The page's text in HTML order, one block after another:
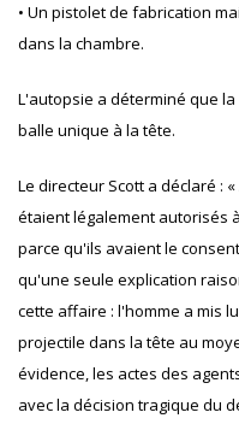
• Un pistolet de fabrication
dans la chambre.
L'autopsie a déterminé que
balle unique à la tête.
Le directeur Scott a déclaré :
étaient légalement autorisés
parce qu'ils avaient le
qu'une seule explication
cette affaire : l'homme a mis
projectile dans la tête au
évidence, les actes des
avec la décision tragique du